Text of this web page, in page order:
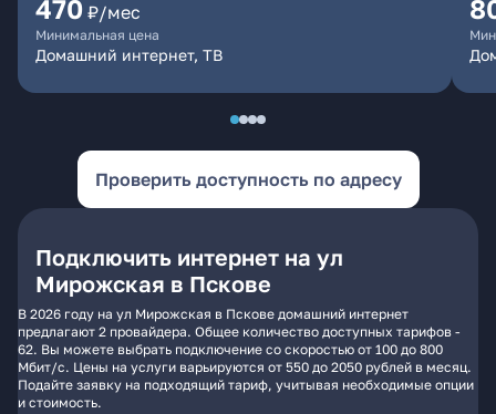
470 ₽/мес
Минимальная цена
Домашний интернет, ТВ
Проверить доступность по адресу
Подключить интернет на ул
Мирожская в Пскове
В 2026 году на ул Мирожская в Пскове домашний интернет
предлагают 2 провайдера. Общее количество доступных тарифов -
62. Вы можете выбрать подключение со скоростью от 100 до 800
Мбит/с. Цены на услуги варьируются от 550 до 2050 рублей в месяц.
Подайте заявку на подходящий тариф, учитывая необходимые опции
и стоимость.